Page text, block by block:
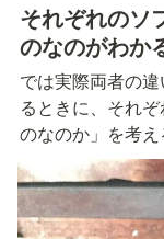
それぞれのソ
のなのがわか
では実際両者の
るときに、それ
のなのか」を考え